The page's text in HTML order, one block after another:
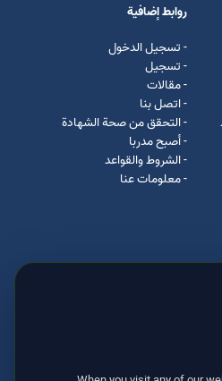
روابط إضافية
- تسجيل الدخول
- تسجيل
- مقالات
- اتصل بنا
- التحقق من صحة الشهادة
- أصبح مدربا
- الشروط والقواعد
- معلومات عنا